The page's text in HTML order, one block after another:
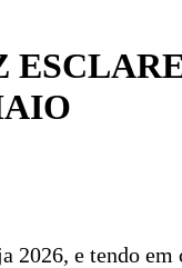
e tendo